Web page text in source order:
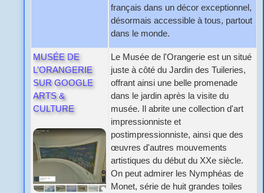
français dans un décor exceptionnel,
désormais accessible à tous, partout
dans le monde.
MUSÉE DE
L’ORANGERIE
SUR GOOGLE
ARTS &
CULTURE
Le Musée de l'Orangerie est un situé
juste à côté du Jardin des Tuileries,
offrant ainsi une belle promenade
dans le jardin après la visite du
musée. Il abrite une collection d'art
impressionniste et
postimpressionniste, ainsi que des
œuvres d'autres mouvements
artistiques du début du XXe siècle.
On peut admirer les Nymphéas de
Monet, série de huit grandes toiles